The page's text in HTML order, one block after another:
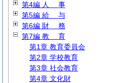
第4編 人 事
第5編 給 与
第6編 財 務
第7編 教 育
第1章 教育委員会
第2章 学校教育
第3章 社会教育
第4章 文化財